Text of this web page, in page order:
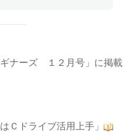
ナーズ １２月号」に掲載
Ｃドライブ活用上手」